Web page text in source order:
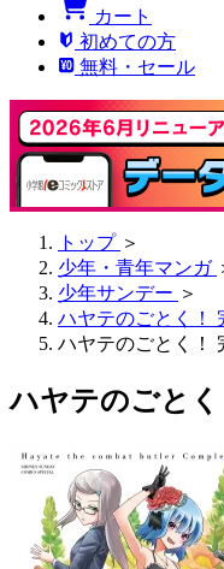
カート
初めての方
無料・セール
トップ ＞
少年・青年マンガ
少年サンデー ＞
ハヤテのごとく！
ハヤテのごとく！
ハヤテのごとく